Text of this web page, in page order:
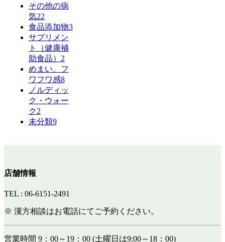
その他の病
気22
食品添加物3
サプリメン
ト（健康補
助食品） 2
めまい、フ
ワフワ感8
ノルディッ
ク・ウォー
ク2
未分類9
店舗情報
TEL : 06-6151-2491
※ 漢方相談はお電話にてご予約ください。
営業時間 9：00～19：00 (土曜日は9:00～18：00)